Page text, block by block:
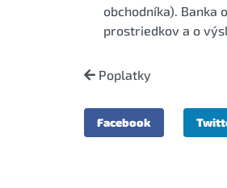
obchodníka). Banka
prostriedkov a o
Poplatky
Facebook